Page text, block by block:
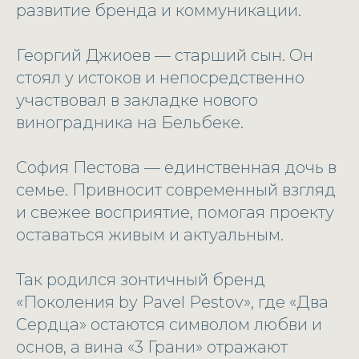
развитие бренда и коммуникации.
Георгий Джиоев — старший сын. Он
стоял у истоков и непосредственно
участвовал в закладке нового
виноградника на Бельбеке.
София Пестова — единственная дочь в
семье. Привносит современный взгляд
и свежее восприятие, помогая проекту
оставаться живым и актуальным.
Так родился зонтичный бренд
«Поколения by Pavel Pestov», где «Два
Сердца» остаются символом любви и
основ, а вина «3 Грани» отражают